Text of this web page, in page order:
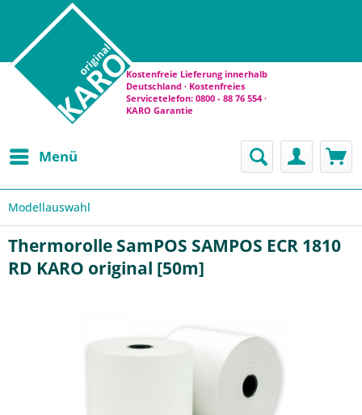
Kostenfreie Lieferung innerhalb
Deutschland · Kostenfreies
Servicetelefon: 0800 - 88 76 554 ·
KARO Garantie
Menü
Modellauswahl
Thermorolle SamPOS SAMPOS ECR 1810
RD KARO original [50m]